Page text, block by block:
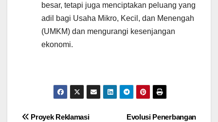
besar, tetapi juga menciptakan peluang yang
adil bagi Usaha Mikro, Kecil, dan Menengah
(UMKM) dan mengurangi kesenjangan
ekonomi.
Evolusi Penerbangan
Proyek Reklamasi